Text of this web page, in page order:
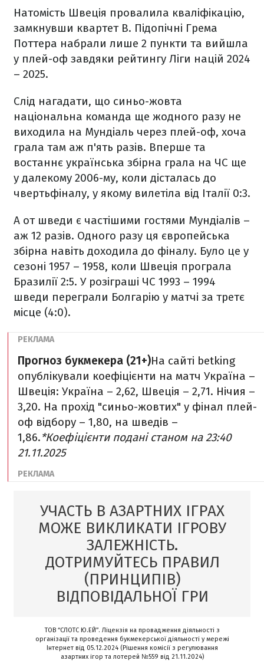
Натомість Швеція провалила кваліфікацію,
замкнувши квартет В. Підопічні Грема
Поттера набрали лише 2 пункти та вийшла
у плей-оф завдяки рейтингу Ліги націй 2024
– 2025.
Слід нагадати, що синьо-жовта
національна команда ще жодного разу не
виходила на Мундіаль через плей-оф, хоча
грала там аж п'ять разів. Вперше та
востаннє українська збірна грала на ЧС ще
у далекому 2006-му, коли дісталась до
чвертьфіналу, у якому вилетіла від Італії 0:3.
А от шведи є частішими гостями Мундіалів –
аж 12 разів. Одного разу ця європейська
збірна навіть доходила до фіналу. Було це у
сезоні 1957 – 1958, коли Швеція програла
Бразилії 2:5. У розіграші ЧС 1993 – 1994
шведи переграли Болгарію у матчі за третє
місце (4:0).
Прогноз букмекера (21+)На сайті betking
опублікували коефіцієнти на матч Україна –
Швеція: Україна – 2,62, Швеція – 2,71. Нічия –
3,20. На прохід "синьо-жовтих" у фінал плей-
оф відбору – 1,80, на шведів –
1,86.*Коефіцієнти подані станом на 23:40
21.11.2025
УЧАСТЬ В АЗАРТНИХ ІГРАХ
МОЖЕ ВИКЛИКАТИ ІГРОВУ
ЗАЛЕЖНІСТЬ.
ДОТРИМУЙТЕСЬ ПРАВИЛ
(ПРИНЦИПІВ)
ВІДПОВІДАЛЬНОЇ ГРИ
ТОВ “СЛОТС Ю.ЕЙ”. Ліцензія на провадження діяльності з
організації та проведення букмекерської діяльності у мережі
Інтернет від 05.12.2024 (Рішення комісії з регулювання
азартних ігор та лотерей №559 від 21.11.2024)